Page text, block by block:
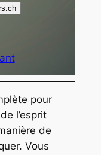
pour
l’esprit
de
Vous